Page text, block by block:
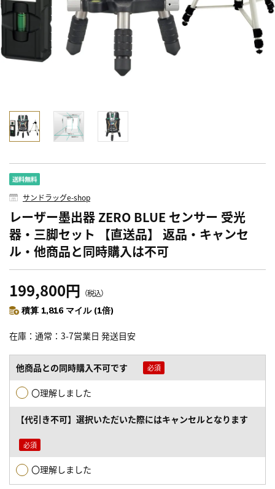
サンドラッグe-shop
レーザー墨出器 ZERO BLUE センサー 受光
器・三脚セット 【直送品】 返品・キャンセ
ル・他商品と同時購入は不可
199,800円 （税込）
積算 1,816 マイル (1倍)
在庫 通常：3-7営業日 発送目安
他商品との同時購入不可です
〇理解しました
【代引き不可】選択いただいた際にはキャンセルとなります
〇理解しました